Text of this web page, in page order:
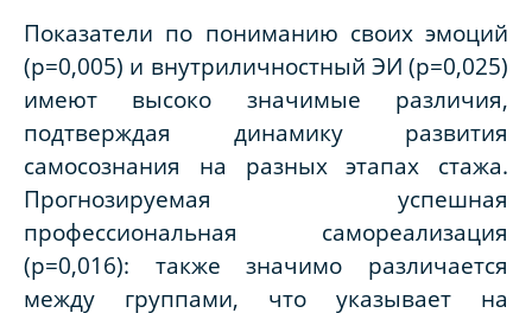
Показатели по пониманию своих эмоций
(p=0,005) и внутриличностный ЭИ (p=0,025)
имеют высоко значимые различия,
подтверждая динамику развития
самосознания на разных этапах стажа.
Прогнозируемая успешная
профессиональная самореализация
(p=0,016): также значимо различается
между группами, что указывает на